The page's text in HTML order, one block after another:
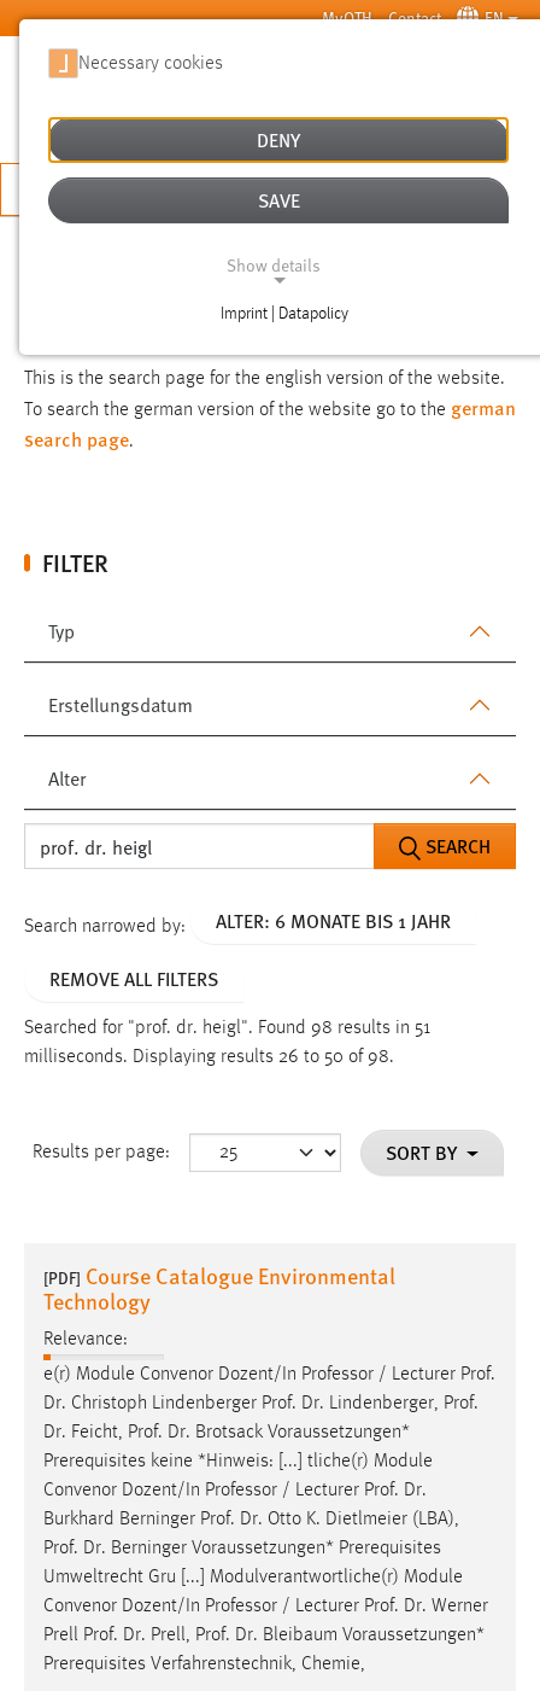
Skip to main content MyOTH Contact EN
APPLY NOW
This is the search page for the english version of the website.
To search the german version of the website go to the german
search page.
FILTER
Typ
Erstellungsdatum
Alter
SEARCH
Search narrowed by: ALTER: 6 MONATE BIS 1 JAHR
REMOVE ALL FILTERS
Searched for "prof. dr. heigl". Found 98 results in 51
milliseconds. Displaying results 26 to 50 of 98.
Results per page: SORT BY
[PDF] Course Catalogue Environmental
Technology
Relevance:
e(r) Module Convenor Dozent/In Professor / Lecturer Prof.
Dr. Christoph Lindenberger Prof. Dr. Lindenberger, Prof.
Dr. Feicht, Prof. Dr. Brotsack Voraussetzungen*
Prerequisites keine *Hinweis: [...] tliche(r) Module
Convenor Dozent/In Professor / Lecturer Prof. Dr.
Burkhard Berninger Prof. Dr. Otto K. Dietlmeier (LBA),
Prof. Dr. Berninger Voraussetzungen* Prerequisites
Umweltrecht Gru [...] Modulverantwortliche(r) Module
Convenor Dozent/In Professor / Lecturer Prof. Dr. Werner
Prell Prof. Dr. Prell, Prof. Dr. Bleibaum Voraussetzungen*
Prerequisites Verfahrenstechnik, Chemie,
Necessary cookies
DENY
SAVE
Show details
Imprint | Datapolicy